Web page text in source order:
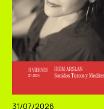
31/07/2026